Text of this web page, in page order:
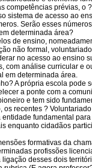
competências prévias, o
sistema de acesso ao
Serão esses
determinada área?
de ensino,
não formal,
no acesso ao ensino
com análise curricular e
em determinada área.
A própria escola pode
a ponte com a
e tem sido
recentes ?
fundamental
enquanto cidadãos
formativas da
profissões
desses dois